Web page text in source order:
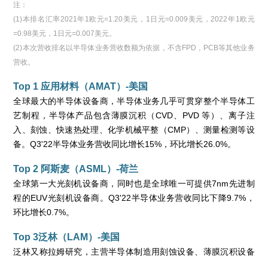
注：
(1)本排名汇率2021年1欧元=1.20美元，1日元=0.009美元，2022年1欧元
=0.98美元，1日元=0.007美元。
(2)本次营收排名以半导体业务营收数额为依据，不含FPD，PCB等其他业务
营收。
Top 1 应用材料（AMAT）-美国
全球最大的半导体设备商，半导体业务几乎可贯穿整个半导体工
艺制程，半导体产品包含薄膜沉积（CVD、PVD 等）、离子注
入、刻蚀、快速热处理、化学机械平整（CMP）、测量检测等设
备。Q3'22半导体业务营收同比增长15%，环比增长26.0%。
Top 2 阿斯麦（ASML）-荷兰
全球第一大光刻机设备商，同时也是全球唯一可提供7nm先进制
程的EUV光刻机设备商。Q3'22半导体业务营收同比下降9.7%，
环比增长0.7%。
Top 3泛林（LAM）-美国
泛林又称拉姆研究，主营半导体制造用刻蚀设备、薄膜沉积设备